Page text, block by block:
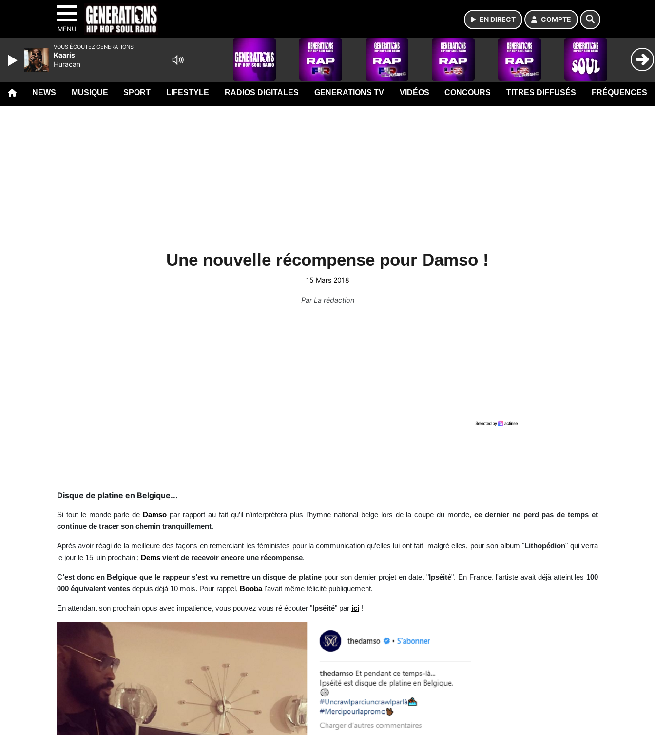
MENU
EN DIRECT COMPTE
NEWS MUSIQUE SPORT LIFESTYLE RADIOS DIGITALES GENERATIONS TV VIDÉOS CONCOURS TITRES DIFFUSÉS FRÉQUENCES
Une nouvelle récompense pour Damso !
15 Mars 2018
ParLa rédaction
Disque de platine en Belgique...
Si tout le monde parle de Damso par rapport au fait qu’il n’interprétera plus l’hymne national belge lors de la coupe du monde, ce dernier ne perd pas de temps et
continue de tracer son chemin tranquillement.
Après avoir réagi de la meilleure des façons en remerciant les féministes pour la communication qu’elles lui ont fait, malgré elles, pour son album "Lithopédion" qui verra
le jour le 15 juin prochain ; Dems vient de recevoir encore une récompense.
C’est donc en Belgique que le rappeur s’est vu remettre un disque de platinepour son dernier projet en date, " Ipséité". En France, l'artiste avait déjà atteint les 100
000 équivalent ventes depuis déjà 10 mois. Pour rappel, Boobal'avait même félicité publiquement.
En attendant son prochain opus avec impatience, vous pouvez vous ré écouter " Ipséité" par ici !
VOUS ÉCOUTEZ GENERATIONS
Kaaris
Huracan